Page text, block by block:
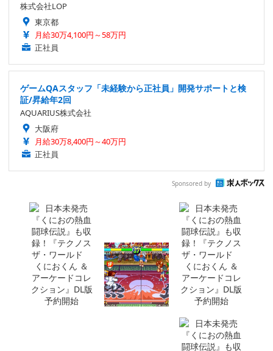
株式会社LOP
東京都
月給30万4,100円～58万円
正社員
ゲームQAスタッフ「未経験から正社員」開発サポートと検
証/昇給年2回
AQUARIUS株式会社
大阪府
月給30万8,400円～40万円
正社員
Sponsored by